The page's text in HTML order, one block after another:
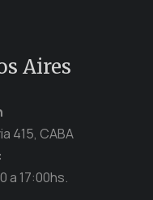
Aires
415, CABA
a 17:00hs.